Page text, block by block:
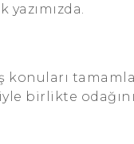
konuları
birlikte